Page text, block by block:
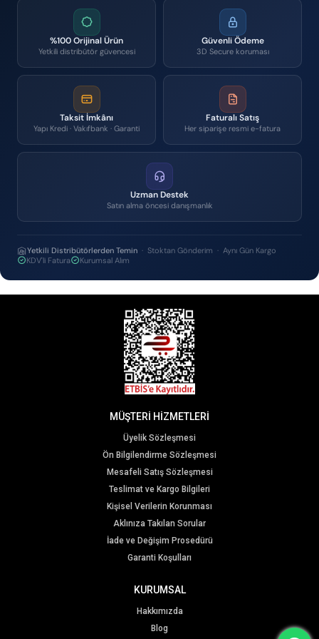
%100 Orijinal Ürün
Yetkili distribütör güvencesi
Güvenli Ödeme
3D Secure koruması
Taksit İmkânı
Yapı Kredi · Vakıfbank · Garanti
Faturalı Satış
Her siparişe resmi e-fatura
Uzman Destek
Satın alma öncesi danışmanlık
Yetkili Distribütörlerden Temin · Stoktan Gönderim · Aynı Gün Kargo
KDV'li Fatura
Kurumsal Alım
MÜŞTERİ HİZMETLERİ
Üyelik Sözleşmesi
Ön Bilgilendirme Sözleşmesi
Mesafeli Satış Sözleşmesi
Teslimat ve Kargo Bilgileri
Kişisel Verilerin Korunması
Aklınıza Takılan Sorular
İade ve Değişim Prosedürü
Garanti Koşulları
KURUMSAL
Hakkımızda
Blog